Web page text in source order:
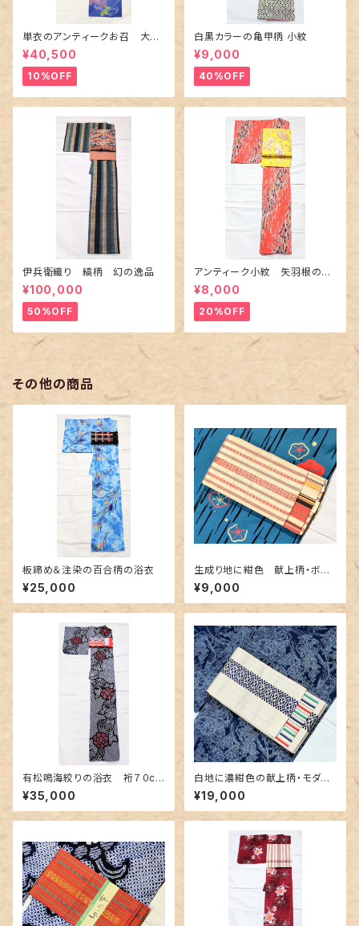
単衣のアンティークお召 大輪
の薔薇柄柄
¥40,500
10%OFF
白黒カラーの亀甲柄 小紋
¥9,000
40%OFF
伊兵衛織り 縞柄 幻の逸品
¥100,000
50%OFF
アンティーク小紋 矢羽根の地
紋に短冊柄 裄６６cm
¥8,000
20%OFF
その他の商品
板締め＆注染の百合柄の浴衣
¥25,000
生成り地に紺色 献上柄・ボー
ダー柄のリバーシブル 博多織
り半幅帯
¥9,000
有松鳴海絞りの浴衣 裄７０cm
濃紺地に赤色の牡丹柄
¥35,000
白地に濃紺色の献上柄・モダン
なボーダー 博多織りリバーシ
ブル半幅帯
¥19,000